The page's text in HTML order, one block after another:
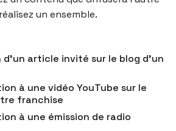
un ensemble.
article invité sur le blog d’un
à une vidéo YouTube sur le
franchise
à une émission de radio